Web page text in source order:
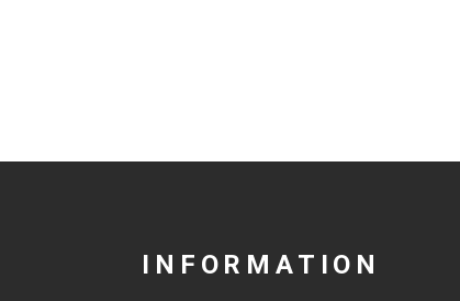
INFORMATION